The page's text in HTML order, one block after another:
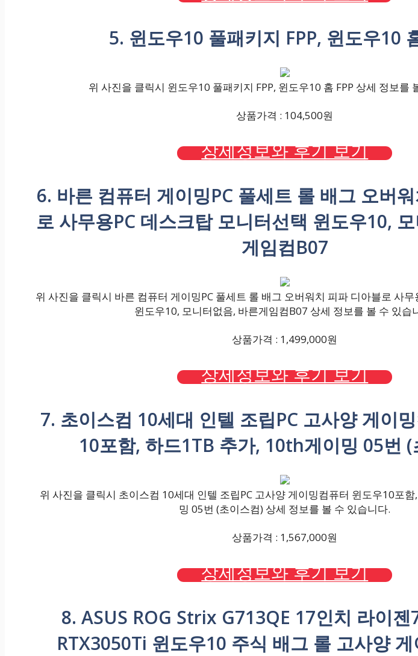
5. 윈도우10 풀패키지 FPP, 윈도우10
위 사진을 클릭시 윈도우10 풀패키지 FPP, 윈도우10 홈 FPP 상세 정보를
상품가격 : 104,500원
상세정보와 후기 보기
6. 바른 컴퓨터 게이밍PC 풀세트 롤 배그 오버
로 사무용PC 데스크탑 모니터선택 윈도우10,
게임컴B07
위 사진을 클릭시 바른 컴퓨터 게이밍PC 풀세트 롤 배그 오버워치 피파 디아블로 사
윈도우10, 모니터없음, 바른게임컴B07 상세 정보를 볼 수 있습
상품가격 : 1,499,000원
상세정보와 후기 보기
7. 초이스컴 10세대 인텔 조립PC 고사양 게이
10포함, 하드1TB 추가, 10th게이밍 05번 (
위 사진을 클릭시 초이스컴 10세대 인텔 조립PC 고사양 게이밍컴퓨터 윈도우10포
밍 05번 (초이스컴) 상세 정보를 볼 수 있습니다.
상품가격 : 1,567,000원
상세정보와 후기 보기
8. ASUS ROG Strix G713QE 17인치 라이젠
RTX3050Ti 윈도우10 주식 배그 롤 고사양